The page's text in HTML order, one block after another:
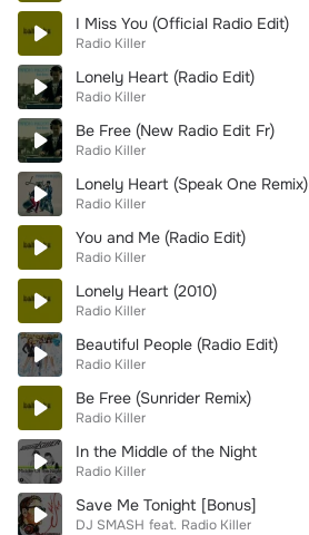
I Miss You (Official Radio Edit)
Radio Killer
Lonely Heart (Radio Edit)
Radio Killer
Be Free (New Radio Edit Fr)
Radio Killer
Lonely Heart (Speak One Remix)
Radio Killer
You and Me (Radio Edit)
Radio Killer
Lonely Heart (2010)
Radio Killer
Beautiful People (Radio Edit)
Radio Killer
Be Free (Sunrider Remix)
Radio Killer
In the Middle of the Night
Radio Killer
Save Me Tonight [Bonus]
DJ SMASH feat. Radio Killer